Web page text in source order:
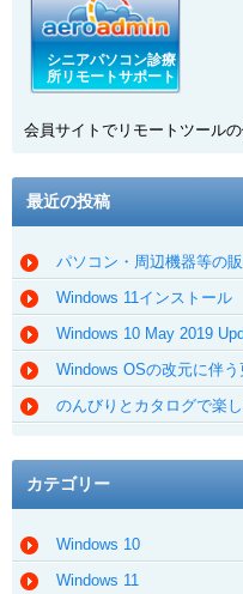
シニアパソコン診療
所リモートサポート
会員サイトでリモートツール
最近の投稿
パソコン・周辺機器等の
Windows 11インストール
Windows 10 May 2019
Windows OSの改元に伴
のんびりとカタログで楽
カテゴリー
Windows 10
Windows 11